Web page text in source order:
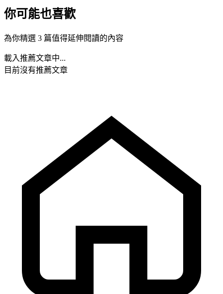
你可能也喜歡
為你精選 3 篇值得延伸閱讀的內容
載入推薦文章中...
目前沒有推薦文章